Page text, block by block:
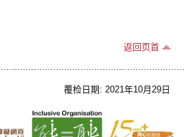
返回页首
覆检日期: 2021年10月29日